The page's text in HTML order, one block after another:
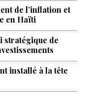
de l’inflation et
en Haïti
stratégique de
installé à la tête